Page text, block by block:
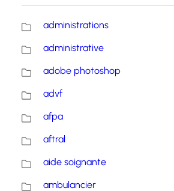
administrations
administrative
adobe photoshop
advf
afpa
aftral
aide soignante
ambulancier